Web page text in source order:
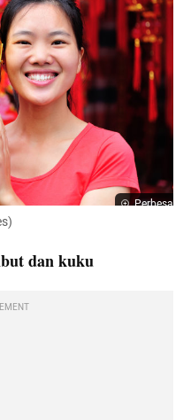
Perbesar
dan kuku